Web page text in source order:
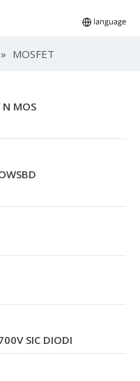
» MOSFET
MOS
SIC DIODI